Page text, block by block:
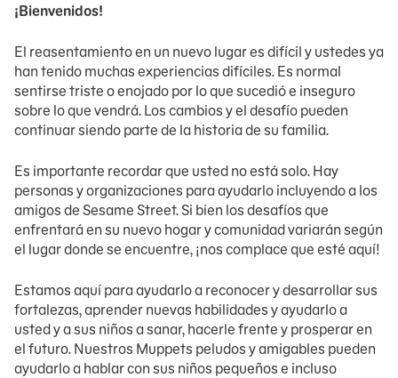
¡Bienvenidos!
El reasentamiento en un nuevo lugar es difícil y ustedes ya
han tenido muchas experiencias difíciles. Es normal
sentirse triste o enojado por lo que sucedió e inseguro
sobre lo que vendrá. Los cambios y el desafío pueden
continuar siendo parte de la historia de su familia.
Es importante recordar que usted no está solo. Hay
personas y organizaciones para ayudarlo incluyendo a los
amigos de Sesame Street. Si bien los desafíos que
enfrentará en su nuevo hogar y comunidad variarán según
el lugar donde se encuentre, ¡nos complace que esté aquí!
Estamos aquí para ayudarlo a reconocer y desarrollar sus
fortalezas, aprender nuevas habilidades y ayudarlo a
usted y a sus niños a sanar, hacerle frente y prosperar en
el futuro. Nuestros Muppets peludos y amigables pueden
ayudarlo a hablar con sus niños pequeños e incluso